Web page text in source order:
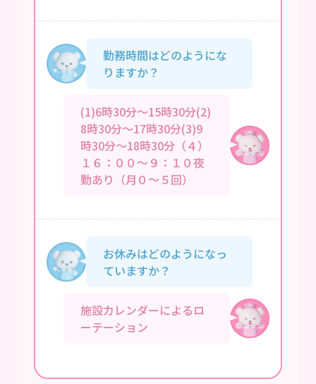
勤務時間はどのようにな
りますか？
(1)6時30分～15時30分(2)
8時30分～17時30分(3)9
時30分～18時30分（４）
１６：００～９：１０夜
勤あり（月０～５回）
お休みはどのようになっ
ていますか？
施設カレンダーによるロ
ーテーション